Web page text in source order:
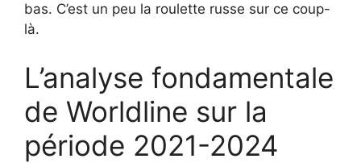
bas. C’est un peu la roulette russe sur ce coup-
là.
L’analyse fondamentale
de Worldline sur la
période 2021-2024